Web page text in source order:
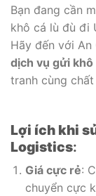
Bạn đang cần
khô cá lù đù đi
Hãy đến với
dịch vụ gửi khô
tranh cùng
Lợi ích khi
Logistics:
Giá cực rẻ:
chuyển cực